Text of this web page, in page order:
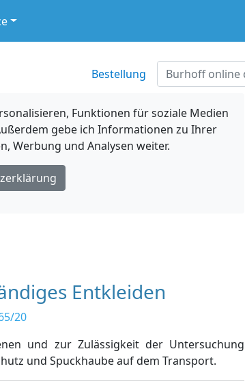
Bestellung
Funktionen für soziale Medien
gebe ich Informationen zu Ihrer
Werbung und Analysen weiter.
Entkleiden
20
und zur Zulässigkeit der Untersuchung
und Spuckhaube auf dem Transport.